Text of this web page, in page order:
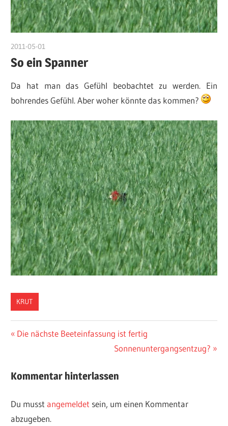
2011-05-01
So ein Spanner
Da hat man das Gefühl beobachtet zu werden. Ein
bohrendes Gefühl. Aber woher könnte das kommen?
KRUT
Beitragsnavigation
Vorheriger
Die nächste Beeteinfassung ist fertig
Nächster
Sonnenuntergangsentzug?
Kommentar hinterlassen
Du musstangemeldet sein, um einen Kommentar
abzugeben.